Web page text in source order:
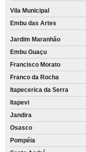
Vila Municipal
Embu das Artes
Jardim Maranhão
Embu Guaçu
Francisco Morato
Franco da Rocha
Itapecerica da Serra
Itapevi
Jandira
Osasco
Pompéia